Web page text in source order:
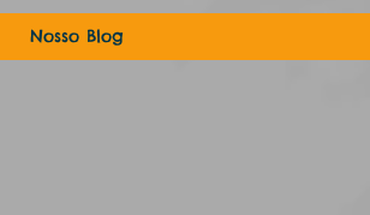
Nosso Blog